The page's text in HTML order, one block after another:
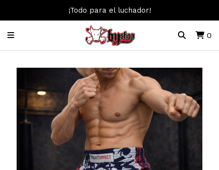
¡Todo para el luchador!
0